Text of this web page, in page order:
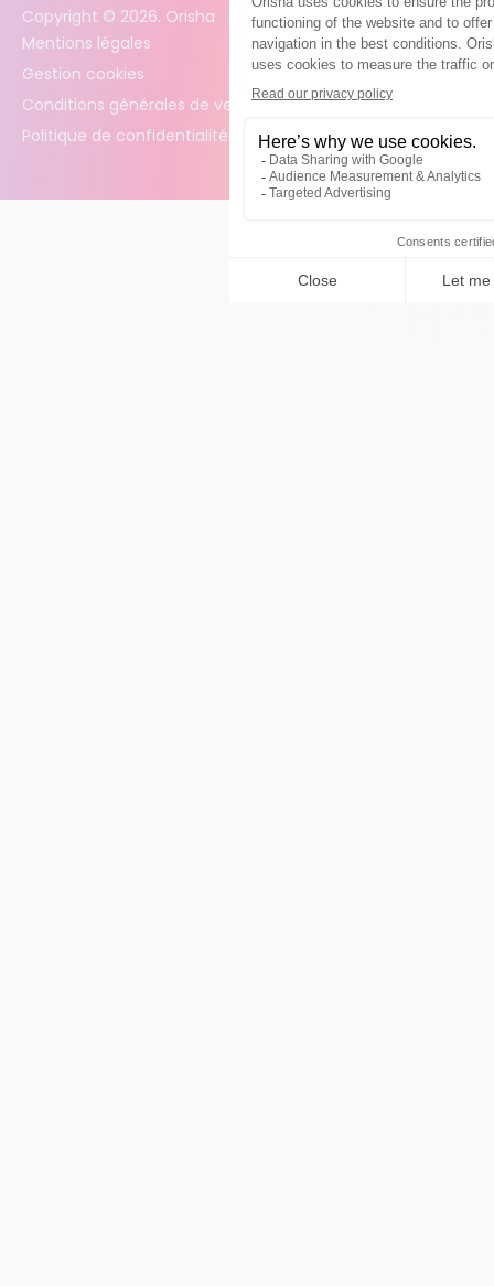
Copyright © 2026. Orisha
Mentions légales
Gestion cookies
Conditions générales de vente
Politique de confidentialité des données